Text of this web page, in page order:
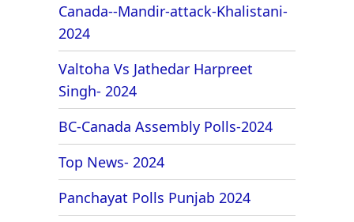
Canada--Mandir-attack-Khalistani-
2024
Valtoha Vs Jathedar Harpreet
Singh- 2024
BC-Canada Assembly Polls-2024
Top News- 2024
Panchayat Polls Punjab 2024